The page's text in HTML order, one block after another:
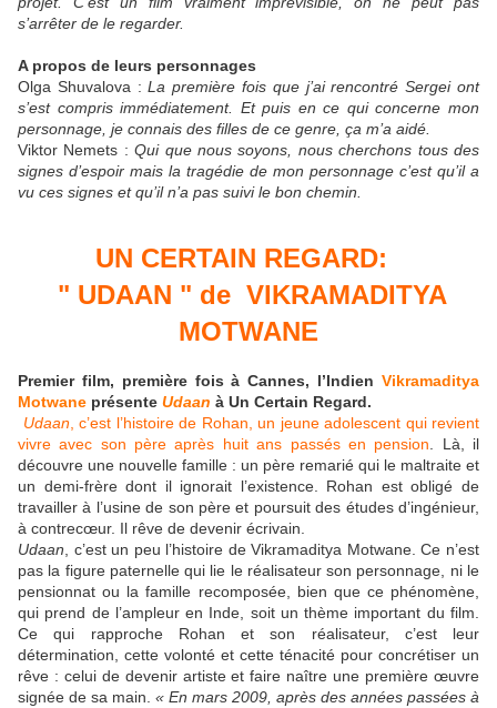
s’arrêter de le regarder.
A propos de leurs personnages
Olga Shuvalova :La première fois que j’ai rencontré Sergei ont
s’est compris immédiatement. Et puis en ce qui concerne mon
personnage, je connais des filles de ce genre, ça m’a aidé.
Viktor Nemets :Qui que nous soyons, nous cherchons tous des
signes d’espoir mais la tragédie de mon personnage c’est qu’il a
vu ces signes et qu’il n’a pas suivi le bon chemin.
UN CERTAIN REGARD:
" UDAAN " de VIKRAMADITYA
MOTWANE
Premier film, première fois à Cannes, l’Indien Vikramaditya
Motwane présente Udaan à Un Certain Regard.
Udaan, c’est l’histoire de Rohan, un jeune adolescent qui revient
vivre avec son père après huit ans passés en pension . Là, il
découvre une nouvelle famille : un père remarié qui le maltraite et
un demi-frère dont il ignorait l’existence. Rohan est obligé de
travailler à l’usine de son père et poursuit des études d’ingénieur,
à contrecœur. Il rêve de devenir écrivain.
Udaan , c’est un peu l’histoire de Vikramaditya Motwane. Ce n’est
pas la figure paternelle qui lie le réalisateur son personnage, ni le
pensionnat ou la famille recomposée, bien que ce phénomène,
qui prend de l’ampleur en Inde, soit un thème important du film.
Ce qui rapproche Rohan et son réalisateur, c’est leur
détermination, cette volonté et cette ténacité pour concrétiser un
rêve : celui de devenir artiste et faire naître une première œuvre
signée de sa main. « En mars 2009, après des années passées à